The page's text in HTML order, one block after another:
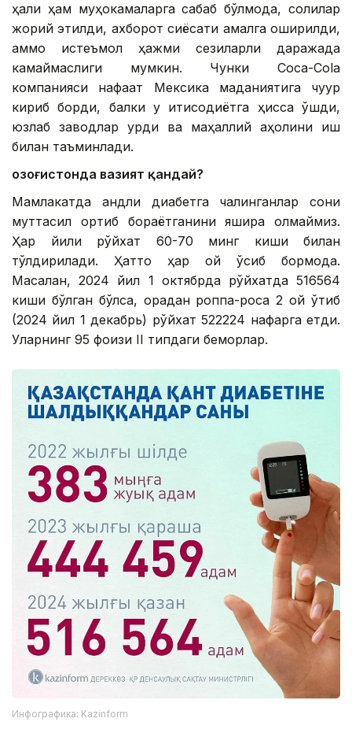
ҳали ҳам муҳокамаларга сабаб бўлмоқда, солиқлар
жорий этилди, ахборот сиёсати амалга оширилди,
аммо истеъмол ҳажми сезиларли даражада
камаймаслиги мумкин. Чунки Coca-Cola
компанияси нафақат Мексика маданиятига чуқур
кириб борди, балки у иқтисодиётга ҳисса қўшди,
юзлаб заводлар қурди ва маҳаллий аҳолини иш
билан таъминлади.
Қозоғистонда вазият қандай?
Мамлакатда қандли диабетга чалинганлар сони
муттасил ортиб бораётганини яшира олмаймиз.
Ҳар йили рўйхат 60-70 минг киши билан
тўлдирилади. Ҳатто ҳар ой ўсиб бормоқда.
Масалан, 2024 йил 1 октябрда рўйхатда 516564
киши бўлган бўлса, орадан роппа-роса 2 ой ўтиб
(2024 йил 1 декабрь) рўйхат 522224 нафарга етди.
Уларнинг 95 фоизи II типдаги беморлар.
Инфографика: Kazinform